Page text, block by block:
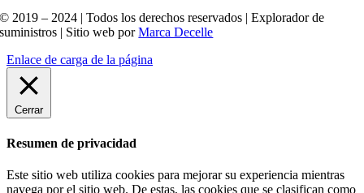
© 2019 – 2024 | Todos los derechos reservados | Explorador de
suministros | Sitio web porMarca Decelle
Enlace de carga de la página
Cerrar
Resumen de privacidad
Este sitio web utiliza cookies para mejorar su experiencia mientras
navega por el sitio web. De estas, las cookies que se clasifican como